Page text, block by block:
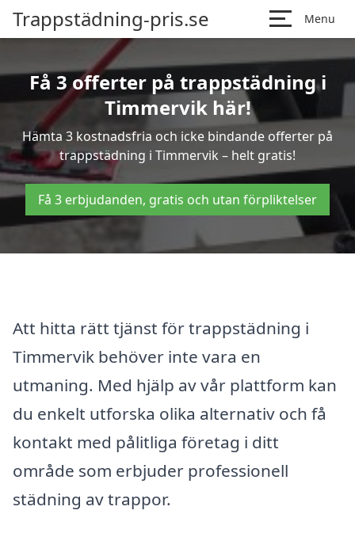
Trappstädning-pris.se Menu
Få 3 offerter på trappstädning i
Timmervik här!
Hämta 3 kostnadsfria och icke bindande offerter på
trappstädning i Timmervik – helt gratis!
Få 3 erbjudanden, gratis och utan förpliktelser
Att hitta rätt tjänst för trappstädning i
Timmervik behöver inte vara en
utmaning. Med hjälp av vår plattform kan
du enkelt utforska olika alternativ och få
kontakt med pålitliga företag i ditt
område som erbjuder professionell
städning av trappor.